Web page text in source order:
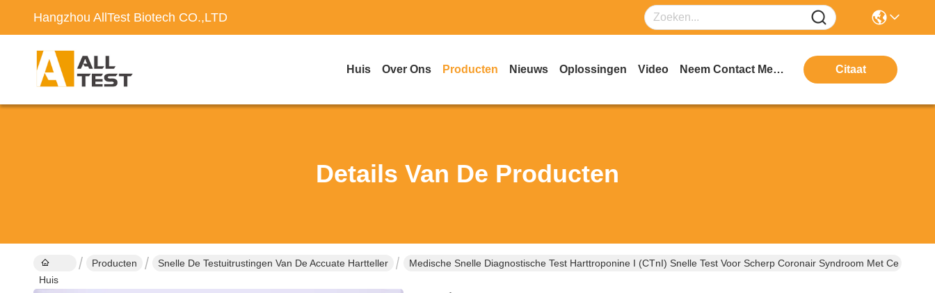
Hangzhou AllTest Biotech CO.,LTD
Huis Over Ons Producten Nieuws Oplossingen Video Neem Contact Met Ons Op Citaat
Details Van De Producten
Huis
Producten Snelle De Testuitrustingen Van De Accuate Hartteller Medische Snelle Diagnostische Test Harttroponine I (cTnI) Snelle Test Voor Scherp Coronair Syndroom Met Ce